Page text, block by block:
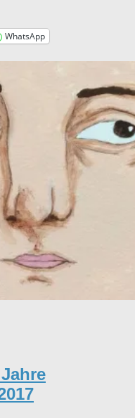
WhatsApp